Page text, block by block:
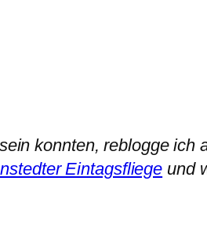
konnten, reblogge
Eintagsfliege und